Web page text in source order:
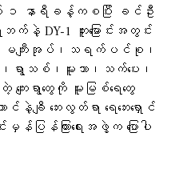
နာရီခန့်ကစပြီး ခင်ဦး
DY-1 တူးမြောင်းအတွင်း
ော်၊မကျီးအုပ်၊သရက်ပင်စု၊
၊ရွာသစ်၊မူးသာ၊သက်ပေး၊
းရွာတွေကို မူးမြစ်ရေတွေ
ချီ ဘေးလွတ်ရာ ရေဘေးရှောင်
ပြန်ကြားရေးအဖွဲ့က ပြောပါ